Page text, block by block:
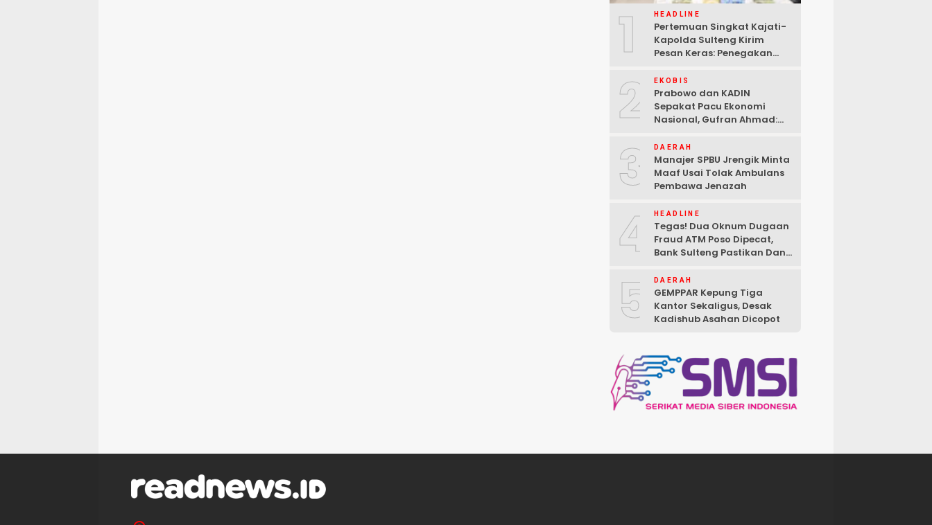
1 HEADLINE
Pertemuan Singkat Kajati-
Kapolda Sulteng Kirim
Pesan Keras: Penegakan
2 EKOBIS
Prabowo dan KADIN
Sepakat Pacu Ekonomi
Nasional, Gufran Ahmad:
3 DAERAH
Manajer SPBU Jrengik Minta
Maaf Usai Tolak Ambulans
Pembawa Jenazah
4 HEADLINE
Tegas! Dua Oknum Dugaan
Fraud ATM Poso Dipecat,
Bank Sulteng Pastikan Dana
5 DAERAH
GEMPPAR Kepung Tiga
Kantor Sekaligus, Desak
Kadishub Asahan Dicopot